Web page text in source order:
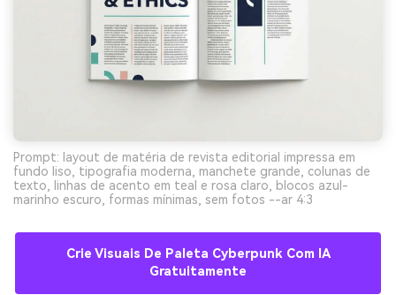
Prompt: layout de matéria de revista editorial impressa em
fundo liso, tipografia moderna, manchete grande, colunas de
texto, linhas de acento em teal e rosa claro, blocos azul-
marinho escuro, formas mínimas, sem fotos --ar 4:3
Crie Visuais De Paleta Cyberpunk Com IA
Gratuitamente
Crie imagens com
IA sem limites.
100% grátis!